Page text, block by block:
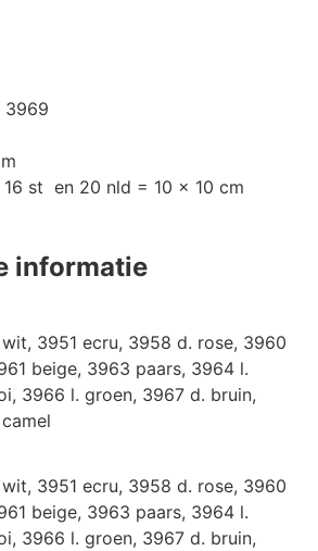
3969
16 st en 20 nld = 10 x 10 cm
informatie
3951 ecru, 3958 d. rose, 3960
beige, 3963 paars, 3964 l.
3966 l. groen, 3967 d. bruin,
3951 ecru, 3958 d. rose, 3960
beige, 3963 paars, 3964 l.
3966 l. groen, 3967 d. bruin,